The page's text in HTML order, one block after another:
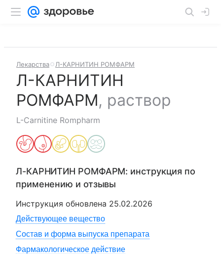
Лекарства Л-КАРНИТИН РОМФАРМ
Л-КАРНИТИН
РОМФАРМ, раствор
L-Carnitine Rompharm
Л-КАРНИТИН РОМФАРМ: инструкция по
применению и отзывы
Инструкция обновлена 25.02.2026
Действующее вещество
Состав и форма выпуска препарата
Фармакологическое действие